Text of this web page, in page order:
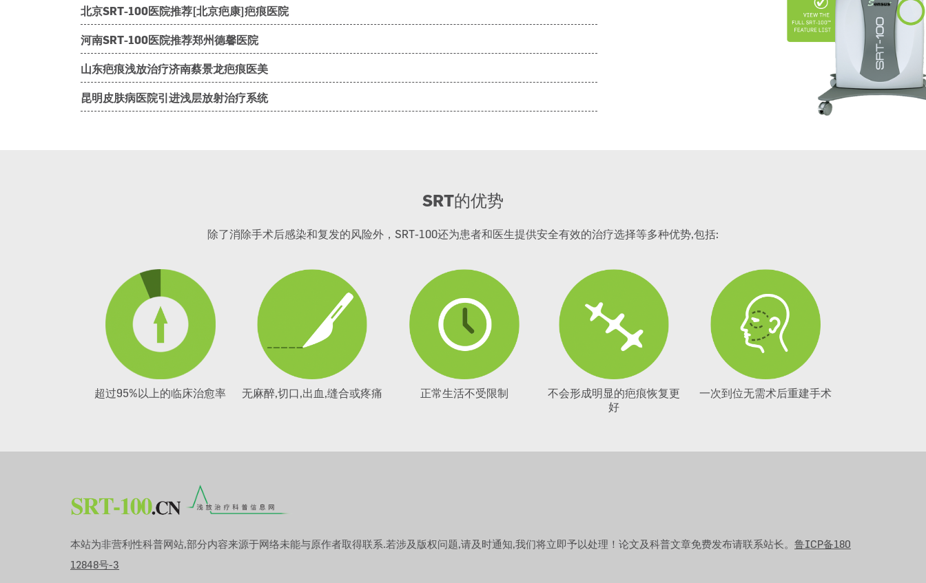
北京SRT-100医院推荐[北京疤康]疤痕医院
河南SRT-100医院推荐郑州德馨医院
山东疤痕浅放治疗济南蔡景龙疤痕医美
昆明皮肤病医院引进浅层放射治疗系统
SRT的优势
除了消除手术后感染和复发的风险外，SRT-100还为患者和医生提供安全有效的治疗选择等多种优势,包括:
超过95%以上的临床治愈率 无麻醉,切口,出血,缝合或疼痛 正常生活不受限制
不会形成明显的疤痕恢复更
好
一次到位无需术后重建手术
本站为非营利性科普网站,部分内容来源于网络未能与原作者取得联系.若涉及版权问题,请及时通知,我们将立即予以处理！论文及科普文章免费发布请联系站长。 鲁ICP备180
12848号-3